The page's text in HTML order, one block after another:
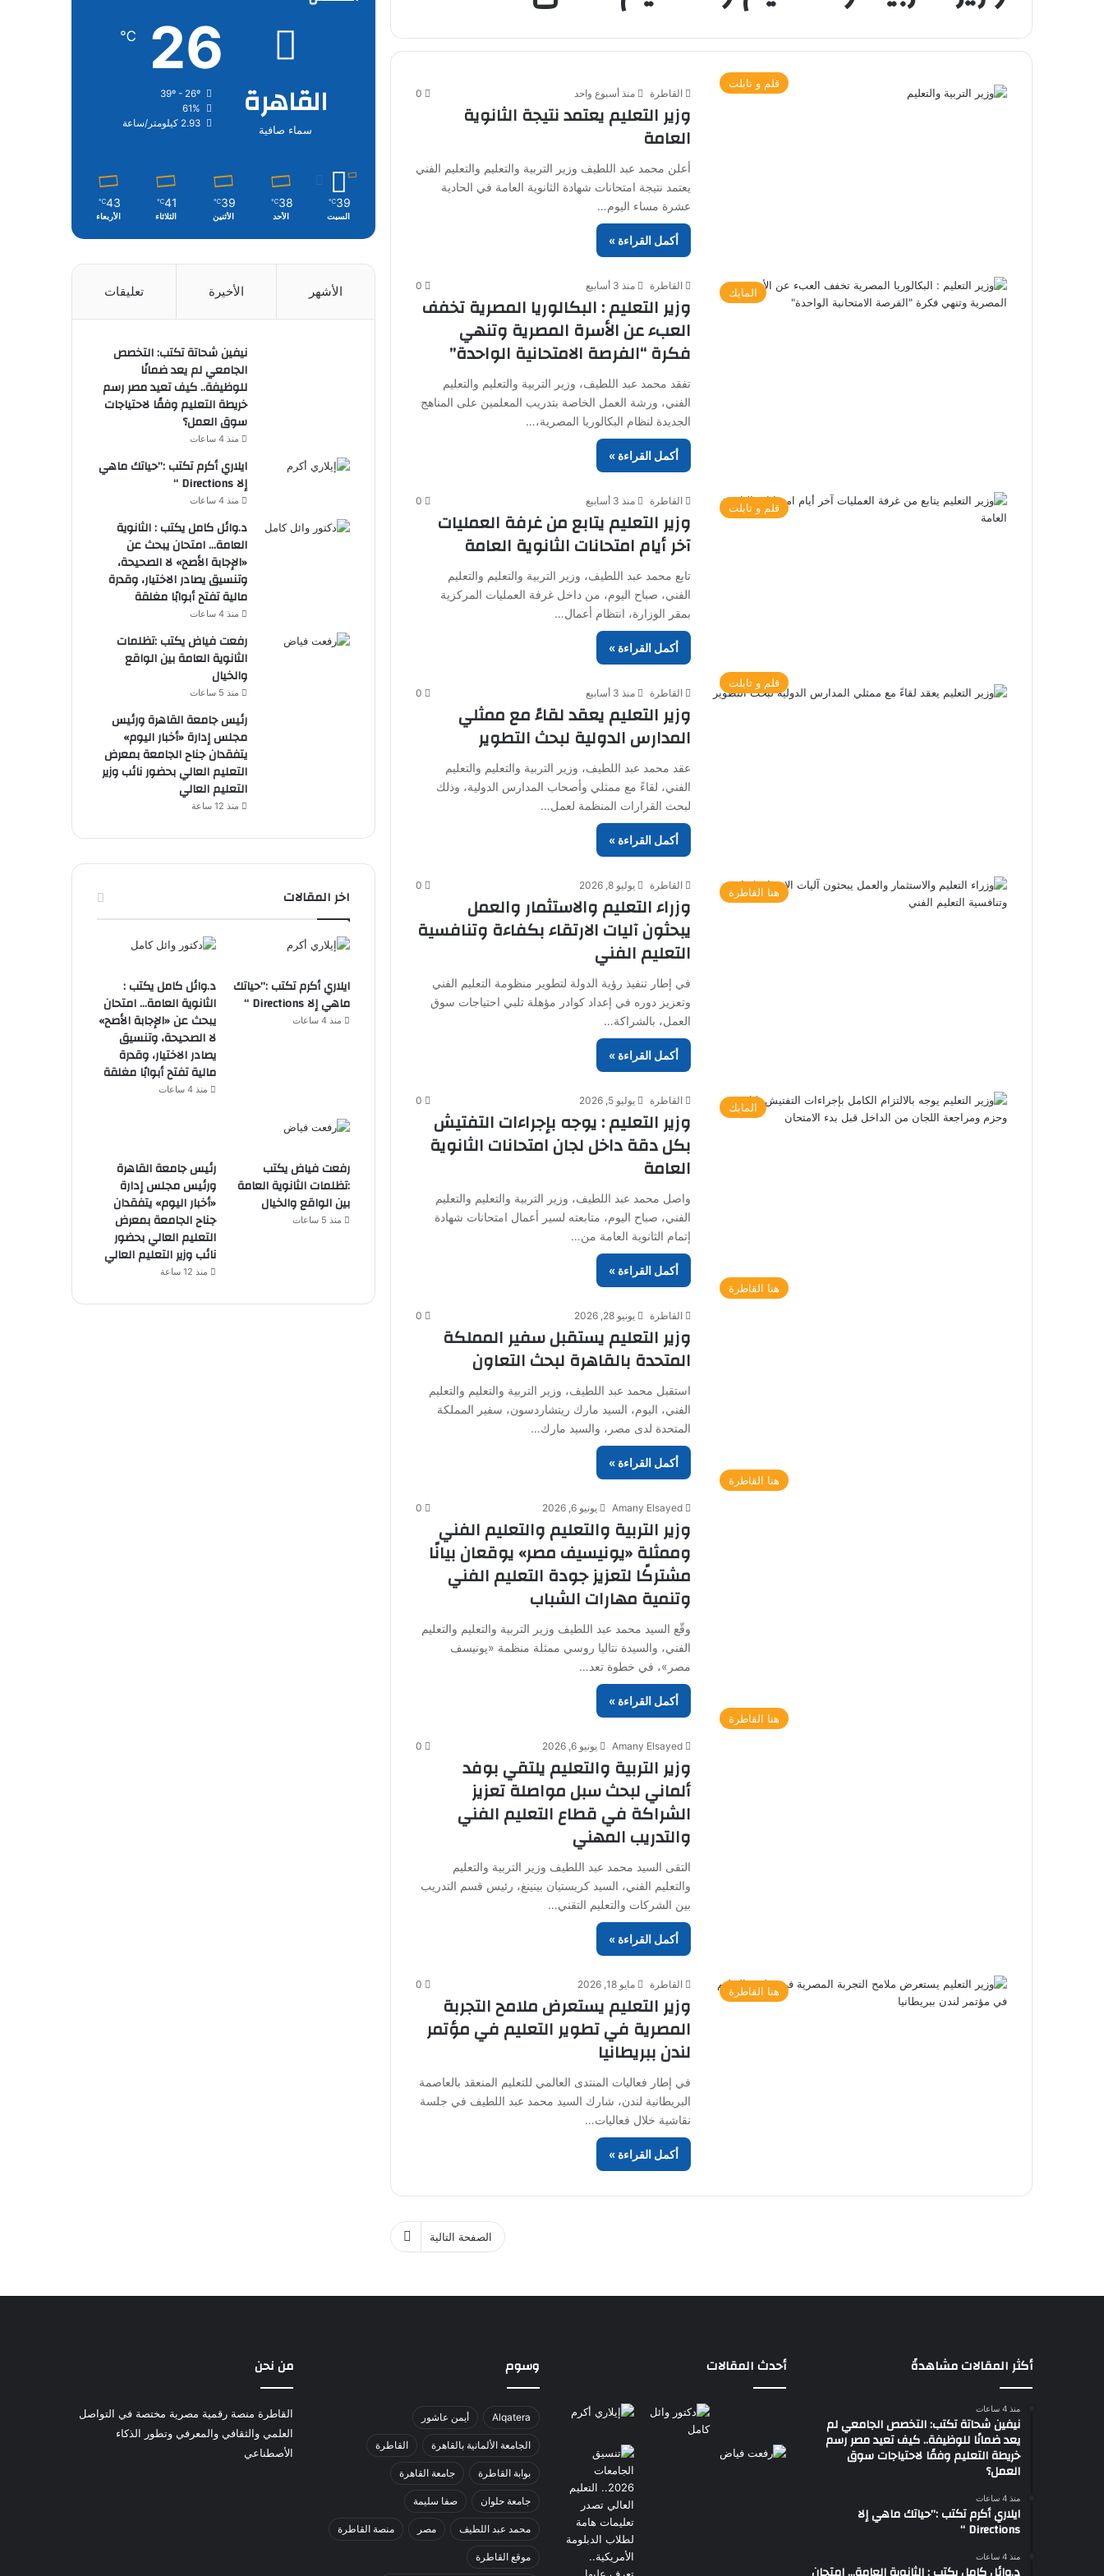
قلم و تابلت
القاطرة منذ أسبوع واحد 0
وزير التعليم يعتمد نتيجة الثانوية
العامة
أعلن محمد عبد اللطيف وزير التربية والتعليم والتعليم الفني
يعتمد نتيجة امتحانات شهادة الثانوية العامة في الحادية
عشرة مساء اليوم…
أكمل القراءة »
المايك
القاطرة منذ 3 أسابيع 0
وزير التعليم : البكالوريا المصرية تخفف
العبء عن الأسرة المصرية وتنهي
فكرة “الفرصة الامتحانية الواحدة”
تفقد محمد عبد اللطيف، وزير التربية والتعليم والتعليم
الفني، ورشة العمل الخاصة بتدريب المعلمين على المناهج
الجديدة لنظام البكالوريا المصرية،…
أكمل القراءة »
قلم و تابلت
القاطرة منذ 3 أسابيع 0
وزير التعليم يتابع من غرفة العمليات
آخر أيام امتحانات الثانوية العامة
تابع محمد عبد اللطيف، وزير التربية والتعليم والتعليم
الفني، صباح اليوم، من داخل غرفة العمليات المركزية
بمقر الوزارة، انتظام أعمال…
أكمل القراءة »
قلم و تابلت
القاطرة منذ 3 أسابيع 0
وزير التعليم يعقد لقاءً مع ممثلي
المدارس الدولية لبحث التطوير
عقد محمد عبد اللطيف، وزير التربية والتعليم والتعليم
الفني، لقاءً مع ممثلي وأصحاب المدارس الدولية، وذلك
لبحث القرارات المنظمة لعمل…
أكمل القراءة »
هنا القاطرة
القاطرة يوليو 8, 2026 0
وزراء التعليم والاستثمار والعمل
يبحثون آليات الارتقاء بكفاءة وتنافسية
التعليم الفني
في إطار تنفيذ رؤية الدولة لتطوير منظومة التعليم الفني
وتعزيز دوره في إعداد كوادر مؤهلة تلبي احتياجات سوق
العمل، بالشراكة…
أكمل القراءة »
المايك
القاطرة يوليو 5, 2026 0
وزير التعليم : يوجه بإجراءات التفتيش
بكل دقة داخل لجان امتحانات الثانوية
العامة
واصل محمد عبد اللطيف، وزير التربية والتعليم والتعليم
الفني، صباح اليوم، متابعته لسير أعمال امتحانات شهادة
إتمام الثانوية العامة من…
أكمل القراءة »
هنا القاطرة
القاطرة يونيو 28, 2026 0
وزير التعليم يستقبل سفير المملكة
المتحدة بالقاهرة لبحث التعاون
استقبل محمد عبد اللطيف، وزير التربية والتعليم والتعليم
الفني، اليوم، السيد مارك ريتشاردسون، سفير المملكة
المتحدة لدى مصر، والسيد مارك…
أكمل القراءة »
هنا القاطرة
Amany Elsayed يونيو 6, 2026 0
وزير التربية والتعليم والتعليم الفني
وممثلة «يونيسيف مصر» يوقعان بيانًا
مشتركًا لتعزيز جودة التعليم الفني
وتنمية مهارات الشباب
وقّع السيد محمد عبد اللطيف وزير التربية والتعليم والتعليم
الفني، والسيدة نتاليا روسي ممثلة منظمة «يونيسف
مصر»، في خطوة تعد…
أكمل القراءة »
هنا القاطرة
Amany Elsayed يونيو 6, 2026 0
وزير التربية والتعليم يلتقي بوفد
ألماني لبحث سبل مواصلة تعزيز
الشراكة في قطاع التعليم الفني
والتدريب المهني
التقى السيد محمد عبد اللطيف وزير التربية والتعليم
والتعليم الفني، السيد كريستيان بينينغ، رئيس قسم التدريب
بين الشركات والتعليم التقني…
أكمل القراءة »
هنا القاطرة
القاطرة مايو 18, 2026 0
وزير التعليم يستعرض ملامح التجربة
المصرية في تطوير التعليم في مؤتمر
لندن ببريطانيا
في إطار فعاليات المنتدى العالمي للتعليم المنعقد بالعاصمة
البريطانية لندن، شارك السيد محمد عبد اللطيف في جلسة
نقاشية خلال فعاليات…
أكمل القراءة »
الصفحة التالية
القاهرة
سماء صافية
26
℃
39º - 26º
61%
2.93 كيلومتر/ساعة
39
℃
السبت
38
℃
الأحد
39
℃
الأثنين
41
℃
الثلاثاء
43
℃
الأربعاء
الأشهر الأخيرة تعليقات
نيفين شحاتة تكتب: التخصص
الجامعي لم يعد ضمانًا
للوظيفة.. كيف تعيد مصر رسم
خريطة التعليم وفقًا لاحتياجات
سوق العمل؟
منذ 4 ساعات
ايلاري أكرم تكتب :”حياتك ماهي
إلا Directions “
منذ 4 ساعات
د.وائل كامل يكتب : الثانوية
العامة… امتحان يبحث عن
«الإجابة الأصح» لا الصحيحة،
وتنسيق يصادر الاختيار، وقدرة
مالية تفتح أبوابًا مغلقة
منذ 4 ساعات
رفعت فياض يكتب :تظلمات
الثانوية العامة بين الواقع
والخيال
منذ 5 ساعات
رئيس جامعة القاهرة ورئيس
مجلس إدارة «أخبار اليوم»
يتفقدان جناح الجامعة بمعرض
التعليم العالي بحضور نائب وزير
التعليم العالي
منذ 12 ساعة
اخر المقالات
ايلاري أكرم تكتب :”حياتك
ماهي إلا Directions “
منذ 4 ساعات
د.وائل كامل يكتب :
الثانوية العامة… امتحان
يبحث عن «الإجابة الأصح»
لا الصحيحة، وتنسيق
يصادر الاختيار، وقدرة
مالية تفتح أبوابًا مغلقة
منذ 4 ساعات
رفعت فياض يكتب
:تظلمات الثانوية العامة
بين الواقع والخيال
منذ 5 ساعات
رئيس جامعة القاهرة
ورئيس مجلس إدارة
«أخبار اليوم» يتفقدان
جناح الجامعة بمعرض
التعليم العالي بحضور
نائب وزير التعليم العالي
منذ 12 ساعة
أكثر المقالات مشاهدةً
منذ 4 ساعات
نيفين شحاتة تكتب: التخصص الجامعي لم
يعد ضمانًا للوظيفة.. كيف تعيد مصر رسم
خريطة التعليم وفقًا لاحتياجات سوق
العمل؟
منذ 4 ساعات
ايلاري أكرم تكتب :”حياتك ماهي إلا
Directions “
منذ 4 ساعات
أحدث المقالات وسوم
Alqatera أيمن عاشور
الجامعة الألمانية بالقاهرة القاطرة
بوابة القاطرة جامعة القاهرة
جامعة حلوان صفا سليمة
محمد عبد اللطيف مصر منصة القاطرة
موقع القاطرة
من نحن
القاطرة منصة رقمية مصرية مختصة في التواصل
العلمي والثقافي والمعرفي وتطور الذكاء
الأصطناعي